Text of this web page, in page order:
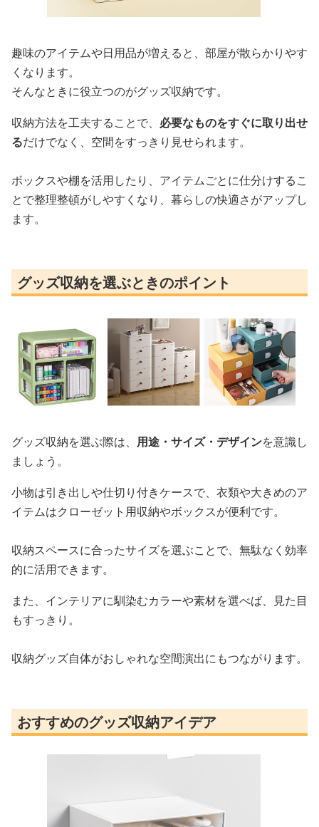
趣味のアイテムや日用品が増えると、部屋が散らかりやす
くなります。
そんなときに役立つのがグッズ収納です。
収納方法を工夫することで、 必要なものをすぐに取り出せ
るだけでなく、空間をすっきり見せられます。
ボックスや棚を活用したり、アイテムごとに仕分けするこ
とで整理整頓がしやすくなり、暮らしの快適さがアップし
ます。
グッズ収納を選ぶときのポイント
グッズ収納を選ぶ際は、 用途・サイズ・デザインを意識し
ましょう。
小物は引き出しや仕切り付きケースで、衣類や大きめのア
イテムはクローゼット用収納やボックスが便利です。
収納スペースに合ったサイズを選ぶことで、無駄なく効率
的に活用できます。
また、インテリアに馴染むカラーや素材を選べば、見た目
もすっきり。
収納グッズ自体がおしゃれな空間演出にもつながります。
おすすめのグッズ収納アイデア